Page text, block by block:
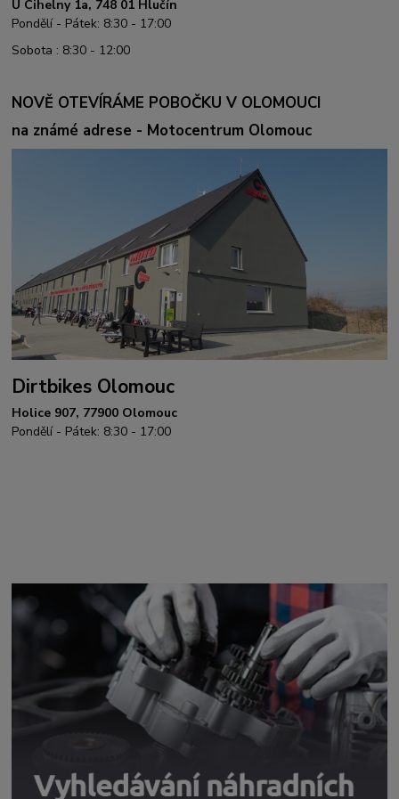
U Cihelny 1a, 748 01 Hlučín
Pondělí - Pátek: 8:30 - 17:00
Sobota : 8:30 - 12:00
NOVĚ OTEVÍRÁME POBOČKU V OLOMOUCI
na známé adrese - Motocentrum Olomouc
Dirtbikes Olomouc
Holice 907, 77900 Olomouc
Pondělí - Pátek: 8:30 - 17:00